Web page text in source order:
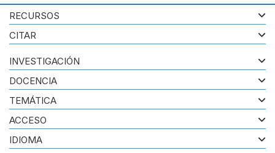
RECURSOS
CITAR
INVESTIGACIÓN
DOCENCIA
TEMÁTICA
ACCESO
IDIOMA